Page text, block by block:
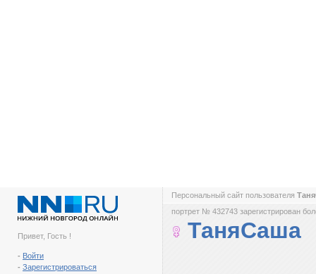
Привет, Гость !
- Войти
- Зарегистрироваться
Персональный сайт пользователя
портрет № 432743 зарегистрирован
ТаняСаша